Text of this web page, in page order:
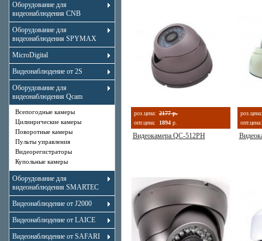
Оборудование для
видеонаблюдения CNB
Оборудование для
видеонаблюдения SPYMAX
MicroDigital
Видеонаблюдение от 2S
Оборудование для
видеонаблюдения Qcam
Всепогодные камеры
Цилинрические камеры
Поворотные камеры
Пульты управления
Видеорегистраторы
Купольные камеры
Оборудование для
видеонаблюдения SMARTEC
Видеонаблюдение от J2000
Видеонаблюдение от LAICE
Видеонаблюдение от SAFARI
роз.цена: 2177 р.
опт.цена:
1894 р.
Видеокамера QC-512PH
роз.цена:
опт.цена: